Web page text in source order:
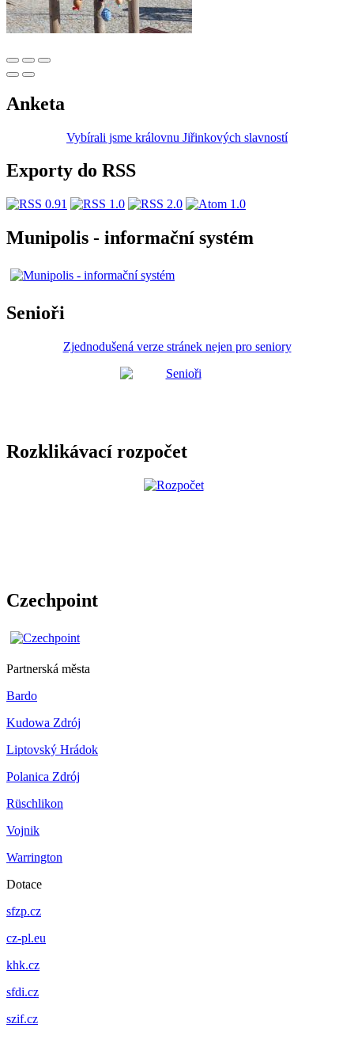
Anketa
Vybírali jsme královnu Jiřinkových slavností
Exporty do RSS
Munipolis - informační systém
Senioři
Zjednodušená verze stránek nejen pro seniory
Rozklikávací rozpočet
Czechpoint
Partnerská města
Bardo
Kudowa Zdrój
Liptovský Hrádok
Polanica Zdrój
Rüschlikon
Vojnik
Warrington
Dotace
sfzp.cz
cz-pl.eu
khk.cz
sfdi.cz
szif.cz